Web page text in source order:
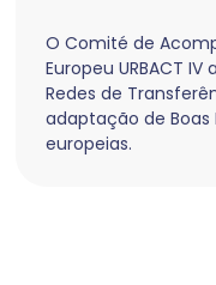
O Comité de
Europeu URBACT
Redes de
adaptação de
europeias.